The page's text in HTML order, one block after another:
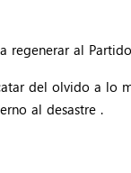
regenerar al
del olvido a lo
al desastre .